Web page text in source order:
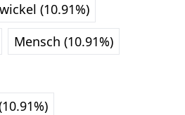
(10.91%)
Mensch (10.91%)